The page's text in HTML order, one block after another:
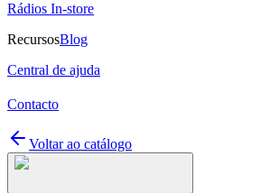
Rádios In-store
RecursosBlog
Central de ajuda
Contacto
Voltar ao catálogo